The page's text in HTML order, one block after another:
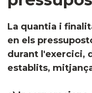
​La quantia i
en els
durant l'exercici,
establits,